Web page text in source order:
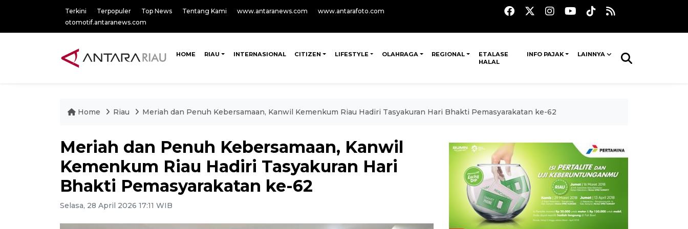
Terkini Terpopuler Top News Tentang Kami www.antaranews.com
www.antarafoto.com
otomotif.antaranews.com
HOME RIAU INTERNASIONAL CITIZEN LIFESTYLE OLAHRAGA REGIONAL
ETALASE
HALAL
INFO PAJAK LAINNYA
Home Riau Meriah dan Penuh Kebersamaan, Kanwil Kemenkum Riau Hadiri Tasyakuran Hari Bhakti Pemasyarakatan ke-62
Meriah dan Penuh Kebersamaan, Kanwil
Kemenkum Riau Hadiri Tasyakuran Hari
Bhakti Pemasyarakatan ke-62
Selasa, 28 April 2026 17:11 WIB